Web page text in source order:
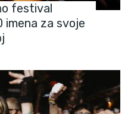
festival
imena za svoje